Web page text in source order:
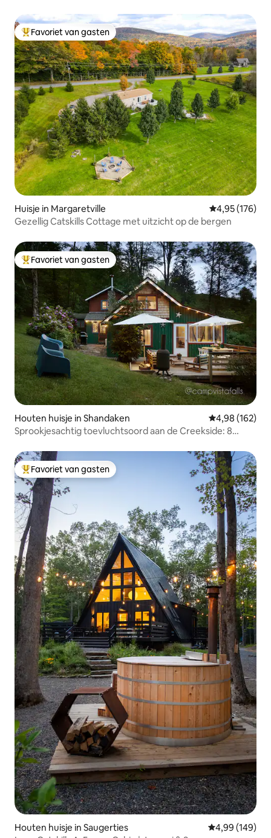
Topfavoriet van gasten
Favoriet van gasten
Huisje in Margaretville Gemiddelde
4,95 (176)
Gezellig Catskills Cottage met uitzicht op de bergen
Topfavoriet van gasten
Favoriet van gasten
Houten huisje in Shandaken Gemiddelde
4,98 (162)
Sprookjesachtig toevluchtsoord aan de Creekside: 8
Topfavoriet van gasten
Favoriet van gasten
Houten huisje in Saugerties Gemiddelde
4,99 (149)